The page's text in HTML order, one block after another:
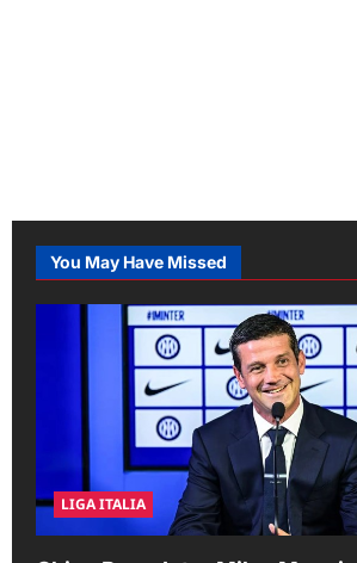
You May Have Missed
LIGA ITALIA